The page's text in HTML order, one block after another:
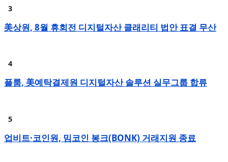
美상원, 8월 휴회전 디지털자산 클래리티 법안 표결 무산
플룸, 美예탁결제원 디지털자산 솔루션 실무그룹 합류
업비트·코인원, 밈코인 봉크(BONK) 거래지원 종료